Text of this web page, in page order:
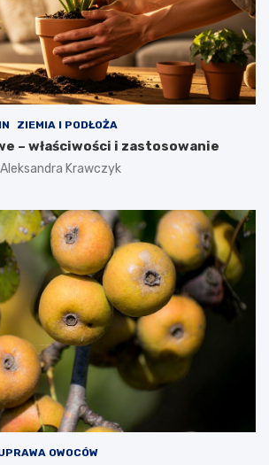
ZIEMIA I PODŁOŻA
– właściwości i zastosowanie
Aleksandra Krawczyk
OWOCÓW